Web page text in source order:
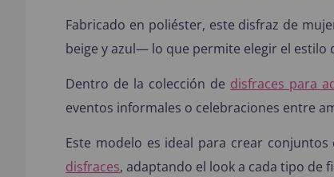
Fabricado en poliéster, este disfraz de
beige y azul— lo que permite elegir el estilo
Dentro de la colección de disfraces para
eventos informales o celebraciones entre
Este modelo es ideal para crear
disfraces, adaptando el look a cada tipo de